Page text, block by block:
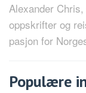
Alexander
oppskrifter og
pasjon for
Populære